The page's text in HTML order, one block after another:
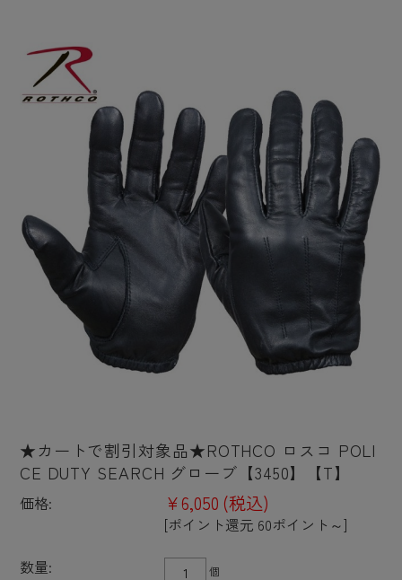
★カートで割引対象品★ROTHCO ロスコ POLI
CE DUTY SEARCH グローブ【3450】【T】
価格: ¥6,050 (税込)
[ポイント還元 60ポイント～]
数量:
個